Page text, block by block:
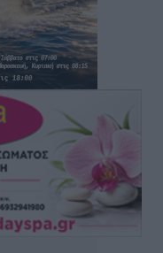
με εμπειρία,
μεθόδους»